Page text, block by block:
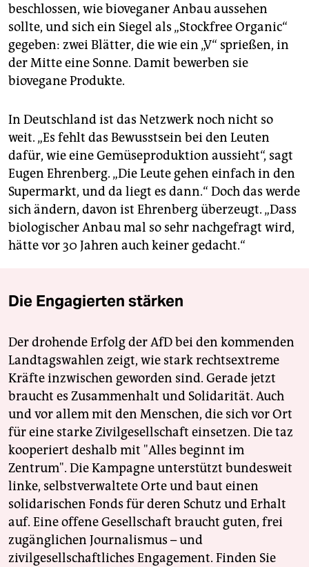
beschlossen, wie bioveganer Anbau aussehen
sollte, und sich ein Siegel als „Stockfree Organic“
gegeben: zwei Blätter, die wie ein „V“ sprießen, in
der Mitte eine Sonne. Damit bewerben sie
biovegane Produkte.
In Deutschland ist das Netzwerk noch nicht so
weit. „Es fehlt das Bewusstsein bei den Leuten
dafür, wie eine Gemüseproduktion aussieht“, sagt
Eugen Ehrenberg. „Die Leute gehen einfach in den
Supermarkt, und da liegt es dann.“ Doch das werde
sich ändern, davon ist Ehrenberg überzeugt. „Dass
biologischer Anbau mal so sehr nachgefragt wird,
hätte vor 30 Jahren auch keiner gedacht.“
Die Engagierten stärken
Der drohende Erfolg der AfD bei den kommenden
Landtagswahlen zeigt, wie stark rechtsextreme
Kräfte inzwischen geworden sind. Gerade jetzt
braucht es Zusammenhalt und Solidarität. Auch
und vor allem mit den Menschen, die sich vor Ort
für eine starke Zivilgesellschaft einsetzen. Die taz
kooperiert deshalb mit "Alles beginnt im
Zentrum". Die Kampagne unterstützt bundesweit
linke, selbstverwaltete Orte und baut einen
solidarischen Fonds für deren Schutz und Erhalt
auf. Eine offene Gesellschaft braucht guten, frei
zugänglichen Journalismus – und
zivilgesellschaftliches Engagement. Finden Sie